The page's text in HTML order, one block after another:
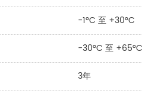
-1°C 至 +30°C
-30°C 至 +65°C
3年